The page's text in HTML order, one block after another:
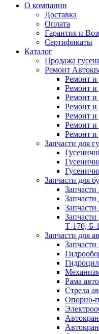
О компании
Доставка
Оплата
Гарантия и
Сертификаты
Каталог
Продажа
Ремонт
Ремонт и
Ремонт и
Ремонт и
Ремонт и
Ремонт и
Ремонт и
Ремонт и
Запчасти для
Запчасти для
Запчасти
Запчасти
Запчасти
Запчасти
Т-170, Б-
Запчасти для
Запчасти
Рама
Стрела
Опорно-